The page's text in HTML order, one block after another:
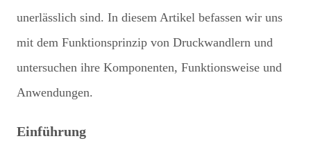
unerlässlich sind. In diesem Artikel befassen wir uns
mit dem Funktionsprinzip von Druckwandlern und
untersuchen ihre Komponenten, Funktionsweise und
Anwendungen.
Einführung